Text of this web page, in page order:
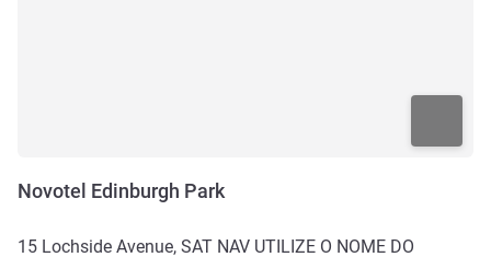
Novotel Edinburgh Park
15 Lochside Avenue, SAT NAV UTILIZE O NOME DO